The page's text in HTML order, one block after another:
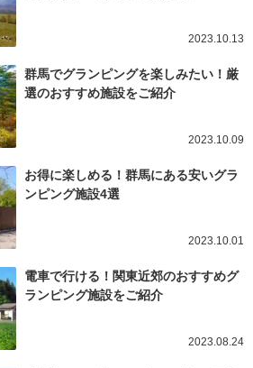
2023.10.13
群馬でグランピングを楽しみたい！厳
選のおすすめ施設をご紹介
2023.10.09
お得に楽しめる！群馬にある安いグラ
ンピング施設4選
2023.10.01
電車で行ける！関東近郊のおすすめグ
ランピング施設をご紹介
2023.08.24